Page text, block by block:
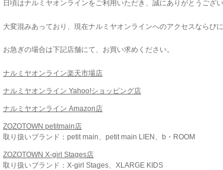
日頃はナルミヤオンラインをご利用いただき、誠にありがとうござい
大変混みあっており、現在ナルミヤオンラインへのアクセスならび
お急ぎの場合は下記店舗にて、お買い求めください。
ナルミヤオンライン楽天市場店
ナルミヤオンライン Yahoo!ショッピング店
ナルミヤオンライン Amazon店
ZOZOTOWN petitmain店
取り扱いブランド：petit main、petit main LIEN、b・ROOM
ZOZOTOWN X-girl Stages店
取り扱いブランド：X-girl Stages、XLARGE KIDS